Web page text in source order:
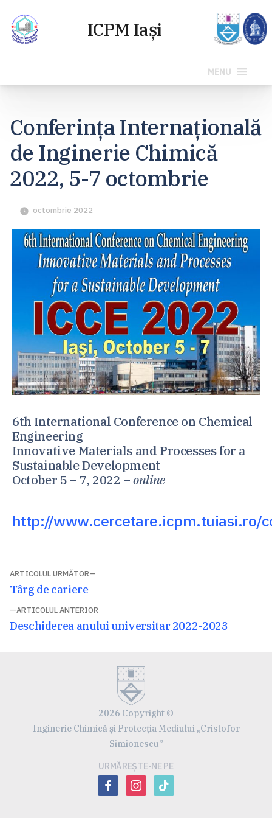
conținut
MENU
Conferința Internațională
de Inginerie Chimică
2022, 5-7 octombrie
octombrie 2022
6th International Conference on Chemical
Engineering
Innovative Materials and Processes for a
Sustainable Development
October 5 – 7, 2022 –online
http://www.cercetare.icpm.tuiasi.ro/
Navigare
în
articole
ARTICOLUL ANTERIOR
Articolul
Deschiderea anului universitar 2022-2023
ARTICOLUL URMĂTOR
Articolul
Târg de cariere
2026 Copyright ©
Inginerie Chimică și Protecția Mediului „Cristofor
Simionescu”
URMĂREȘTE-NE PE
facebookinstagram
tiktok